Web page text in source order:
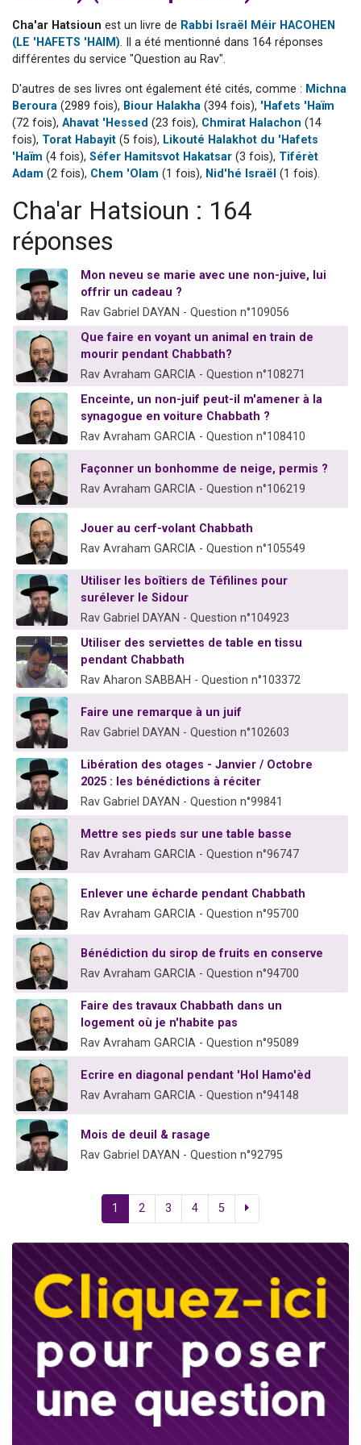
4 personnes viennent de nous rejoindre sur WhatsApp
Il reste 49 places pour étudier en groupe sur Zoom
Eva vient de donner son Maasser
Eli vient de donner son Maasser
Cha'ar Hatsioun est un livre de Rabbi Israël Méir HACOHEN
(LE 'HAFETS 'HAIM). Il a été mentionné dans 164 réponses
différentes du service "Question au Rav".
D'autres de ses livres ont également été cités, comme : Michna
Beroura (2989 fois), Biour Halakha (394 fois), 'Hafets 'Haïm
(72 fois), Ahavat 'Hessed (23 fois), Chmirat Halachon (14
fois), Torat Habayit (5 fois), Likouté Halakhot du 'Hafets
'Haïm (4 fois), Séfer Hamitsvot Hakatsar (3 fois), Tiférèt
Adam (2 fois), Chem 'Olam (1 fois), Nid'hé Israël (1 fois).
Cha'ar Hatsioun : 164
réponses
Mon neveu se marie avec une non-juive, lui
offrir un cadeau ?
Rav Gabriel DAYAN - Question n°109056
Que faire en voyant un animal en train de
mourir pendant Chabbath?
Rav Avraham GARCIA - Question n°108271
Enceinte, un non-juif peut-il m'amener à la
synagogue en voiture Chabbath ?
Rav Avraham GARCIA - Question n°108410
Façonner un bonhomme de neige, permis ?
Rav Avraham GARCIA - Question n°106219
Jouer au cerf-volant Chabbath
Rav Avraham GARCIA - Question n°105549
Utiliser les boîtiers de Téfilines pour
surélever le Sidour
Rav Gabriel DAYAN - Question n°104923
Utiliser des serviettes de table en tissu
pendant Chabbath
Rav Aharon SABBAH - Question n°103372
Faire une remarque à un juif
Rav Gabriel DAYAN - Question n°102603
Libération des otages - Janvier / Octobre
2025 : les bénédictions à réciter
Rav Gabriel DAYAN - Question n°99841
Mettre ses pieds sur une table basse
Rav Avraham GARCIA - Question n°96747
Enlever une écharde pendant Chabbath
Rav Avraham GARCIA - Question n°95700
Bénédiction du sirop de fruits en conserve
Rav Avraham GARCIA - Question n°94700
Faire des travaux Chabbath dans un
logement où je n'habite pas
Rav Avraham GARCIA - Question n°95089
Ecrire en diagonal pendant 'Hol Hamo'èd
Rav Avraham GARCIA - Question n°94148
Mois de deuil & rasage
Rav Gabriel DAYAN - Question n°92795
1 2 3 4 5